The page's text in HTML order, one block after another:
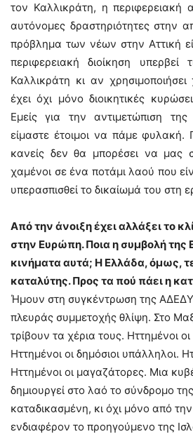
τον Καλλικράτη, η περιφερειακή
αυτόνομες δραστηριότητες στην
πρόβλημα των νέων στην Αττική
περιφερειακή διοίκηση υπερβεί
Καλλικράτη κι αν
έχει όχι μόνο διοικητικές
Εμείς για την αντιμετώπιση
είμαστε έτοιμοι να πάμε φυλακή.
κανείς δεν θα μπορέσει να μας
χαμένοι σε ένα ποτάμι λαού που
υπερασπισθεί το δικαίωμά του στη
Από την άνοιξη έχει αλλάξει το
στην Ευρώπη. Ποια η συμβολή της
κινήματα αυτά; Η Ελλάδα, όμως,
καταλύτης. Προς τα πού πάει η
Ήμουν στη συγκέντρωση της
πλευράς συμμετοχής θλίψη. Στο
τρίβουν τα χέρια τους. Ηττημένοι
Ηττημένοι οι δημόσιοι υπάλληλοι.
Ηττημένοι οι μαγαζάτορες. Μια
δημιουργεί στο λαό το σύνδρομο
καταδικασμένη, κι όχι μόνο από την
ενδιαφέρον το προηγούμενο της